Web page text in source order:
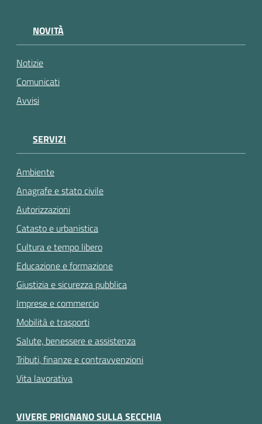
NOVITÀ
Notizie
Comunicati
Avvisi
SERVIZI
Ambiente
Anagrafe e stato civile
Autorizzazioni
Catasto e urbanistica
Cultura e tempo libero
Educazione e formazione
Giustizia e sicurezza pubblica
Imprese e commercio
Mobilità e trasporti
Salute, benessere e assistenza
Tributi, finanze e contravvenzioni
Vita lavorativa
VIVERE PRIGNANO SULLA SECCHIA